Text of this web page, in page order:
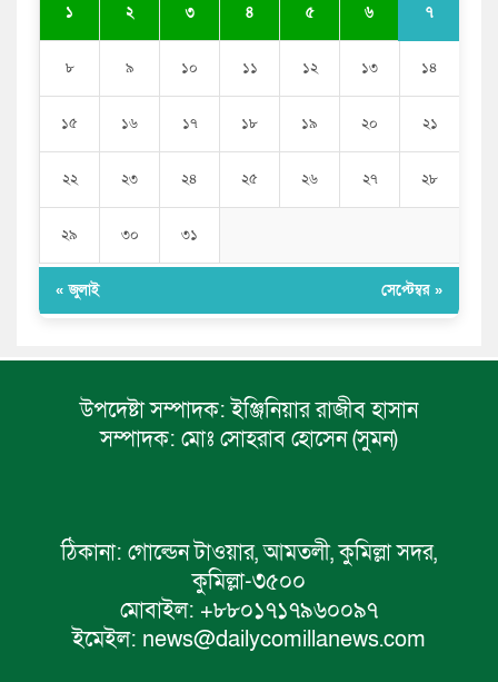
১ ২ ৩ ৪ ৫ ৬ ৭
৮ ৯ ১০ ১১ ১২ ১৩ ১৪
১৫ ১৬ ১৭ ১৮ ১৯ ২০ ২১
২২ ২৩ ২৪ ২৫ ২৬ ২৭ ২৮
২৯ ৩০ ৩১
« জুলাই সেপ্টেম্বর »
উপদেষ্টা সম্পাদক:ইঞ্জিনিয়ার রাজীব হাসান
সম্পাদক: মোঃ সোহরাব হোসেন (সুমন)
ঠিকানা: গোল্ডেন টাওয়ার, আমতলী, কুমিল্লা সদর,
কুমিল্লা-৩৫০০
মোবাইল: +৮৮০১৭১৭৯৬০০৯৭
ইমেইল: news@dailycomillanews.com